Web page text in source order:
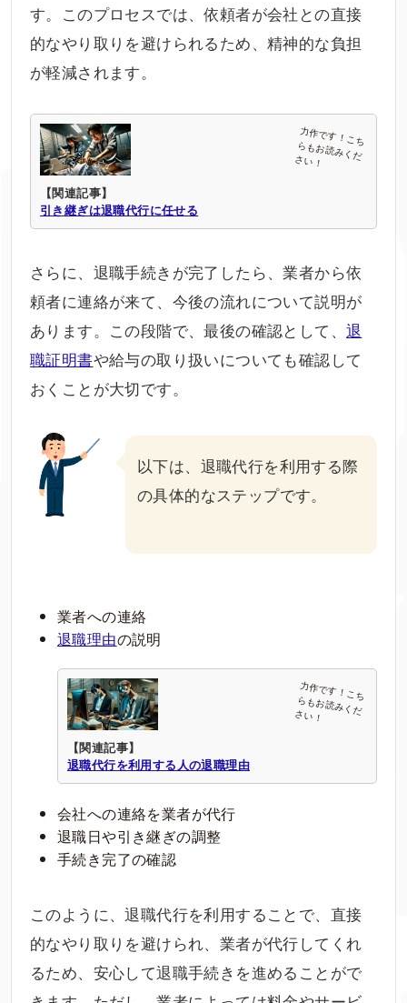
す。このプロセスでは、依頼者が会社との直接
的なやり取りを避けられるため、精神的な負担
が軽減されます。
【関連記事】
引き継ぎは退職代行に任せる
さらに、退職手続きが完了したら、業者から依
頼者に連絡が来て、今後の流れについて説明が
あります。この段階で、最後の確認として、 退
職証明書や給与の取り扱いについても確認して
おくことが大切です。
以下は、退職代行を利用する際
の具体的なステップです。
業者への連絡
退職理由の説明
【関連記事】
退職代行を利用する人の退職理由
会社への連絡を業者が代行
退職日や引き継ぎの調整
手続き完了の確認
このように、退職代行を利用することで、直接
的なやり取りを避けられ、業者が代行してくれ
るため、安心して退職手続きを進めることがで